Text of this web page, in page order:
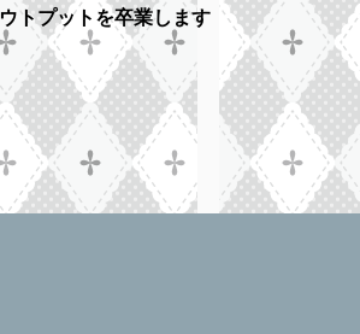
ウトプットを卒業します